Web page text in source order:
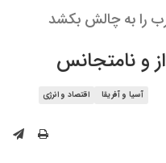
را به چالش بکشد
و نامتجانس
آسیا و آفریقا
اقتصاد و انرژی